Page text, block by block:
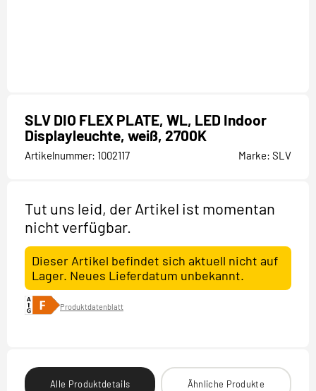
SLV DIO FLEX PLATE, WL, LED Indoor
Displayleuchte, weiß, 2700K
Artikelnummer: 1002117 Marke: SLV
Tut uns leid, der Artikel ist momentan
nicht verfügbar.
Dieser Artikel befindet sich aktuell nicht auf
Lager. Neues Lieferdatum unbekannt.
Produktdatenblatt
Alle Produktdetails Ähnliche Produkte